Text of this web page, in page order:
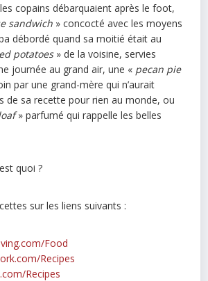
copains débarquaient après le foot,
sandwich » concocté avec les moyens
débordé quand sa moitié était au
potatoes» de la voisine, servies
journée au grand air, une « pecan pie
par une grand-mère qui n’aurait
de sa recette pour rien au monde, ou
» parfumé qui rappelle les belles
quoi ?
sur les liens suivants :
Food
Recipes
Recipes